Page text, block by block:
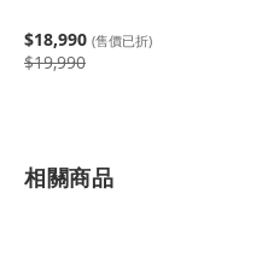
$18,990 (售價已折)
$19,990
相關商品